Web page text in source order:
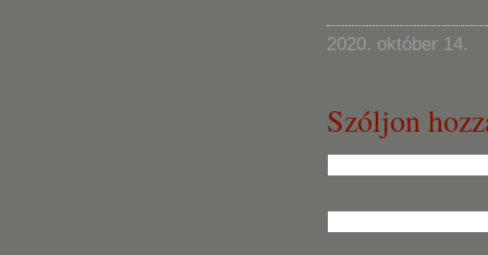
2020. október 14.
Szóljon